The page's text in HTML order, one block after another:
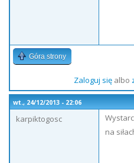
Góra strony
Zaloguj sięalbo
wt., 24/12/2013 - 22:06
karpiktogosc
na